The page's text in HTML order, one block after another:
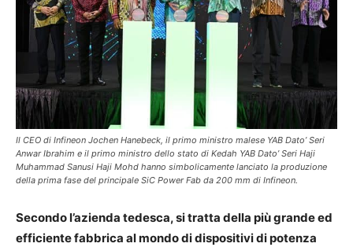
Il CEO di Infineon Jochen Hanebeck, il primo ministro malese YAB Dato’ Seri
Anwar Ibrahim e il primo ministro dello stato di Kedah YAB Dato’ Seri Haji
Muhammad Sanusi Haji Mohd hanno simbolicamente lanciato la produzione
della prima fase del principale SiC Power Fab da 200 mm di Infineon.
Secondo l’azienda tedesca, si tratta della più grande ed
efficiente fabbrica al mondo di dispositivi di potenza